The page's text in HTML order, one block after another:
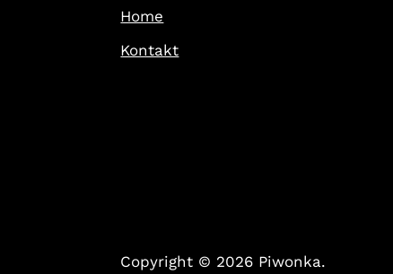
Home
Kontakt
Copyright © 2026 Piwonka.